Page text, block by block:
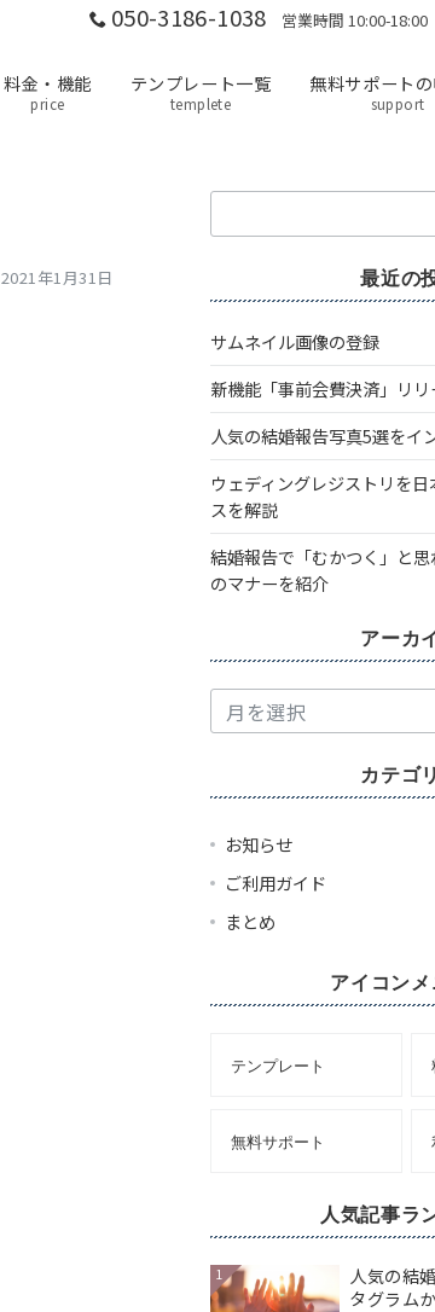
050-3186-1038 営業時間 10:00-18:00
料金・機能
price
テンプレート一覧
templete
無料サポート
support
2021年1月31日
索：
最近の
サムネイル画像の登録
新機能「事前会費決済」リ
人気の結婚報告写真5選をイ
ウェディングレジストリを
スを解説
結婚報告で「むかつく」と
のマナーを紹介
アーカ
ー
イ
カテゴ
お知らせ
ご利用ガイド
まとめ
アイコン
テンプレート
無料サポート
人気記事ラ
1
人気の結
タグラム